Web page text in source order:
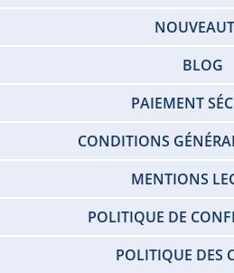
BLOG
PAIEMENT
CONDITIONS
MENTIONS
POLITIQUE DE
POLITIQUE DES